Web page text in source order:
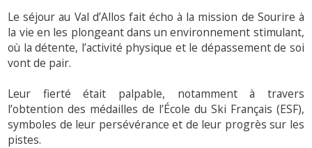
Le séjour au Val d’Allos fait écho à la mission de Sourire à
la vie en les plongeant dans un environnement stimulant,
où la détente, l’activité physique et le dépassement de soi
vont de pair.
Leur fierté était palpable, notamment à travers
l’obtention des médailles de l’École du Ski Français (ESF),
symboles de leur persévérance et de leur progrès sur les
pistes.